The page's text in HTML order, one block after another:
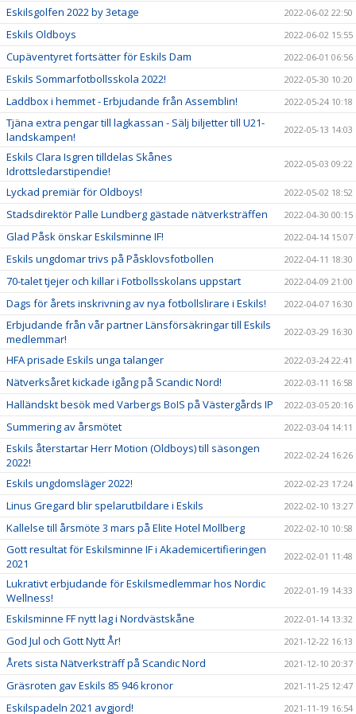
Eskilsgolfen 2022 by 3etage 2022-06-02 22:50
Eskils Oldboys 2022-06-02 15:55
Cupäventyret fortsätter för Eskils Dam 2022-06-01 06:56
Eskils Sommarfotbollsskola 2022! 2022-05-30 10:20
Laddbox i hemmet - Erbjudande från Assemblin! 2022-05-24 10:18
Tjäna extra pengar till lagkassan - Sälj biljetter till U21-
landskampen!
2022-05-13 14:03
Eskils Clara Isgren tilldelas Skånes
Idrottsledarstipendie!
2022-05-03 09:22
Lyckad premiär för Oldboys! 2022-05-02 18:52
Stadsdirektör Palle Lundberg gästade nätverksträffen 2022-04-30 00:15
Glad Påsk önskar Eskilsminne IF! 2022-04-14 15:07
Eskils ungdomar trivs på Påsklovsfotbollen 2022-04-11 18:30
70-talet tjejer och killar i Fotbollsskolans uppstart 2022-04-09 21:00
Dags för årets inskrivning av nya fotbollslirare i Eskils! 2022-04-07 16:30
Erbjudande från vår partner Länsförsäkringar till Eskils
medlemmar!
2022-03-29 16:30
HFA prisade Eskils unga talanger 2022-03-24 22:41
Nätverksåret kickade igång på Scandic Nord! 2022-03-11 16:58
Halländskt besök med Varbergs BoIS på Västergårds IP 2022-03-05 20:16
Summering av årsmötet 2022-03-04 14:11
Eskils återstartar Herr Motion (Oldboys) till säsongen
2022!
2022-02-24 16:26
Eskils ungdomsläger 2022! 2022-02-23 17:24
Linus Gregard blir spelarutbildare i Eskils 2022-02-10 13:27
Kallelse till årsmöte 3 mars på Elite Hotel Mollberg 2022-02-10 10:58
Gott resultat för Eskilsminne IF i Akademicertifieringen
2021
2022-02-01 11:48
Lukrativt erbjudande för Eskilsmedlemmar hos Nordic
Wellness!
2022-01-19 14:33
Eskilsminne FF nytt lag i Nordvästskåne 2022-01-14 13:32
God Jul och Gott Nytt År! 2021-12-22 16:13
Årets sista Nätverksträff på Scandic Nord 2021-12-10 20:37
Gräsroten gav Eskils 85 946 kronor 2021-11-25 12:47
Eskilspadeln 2021 avgjord! 2021-11-19 16:54